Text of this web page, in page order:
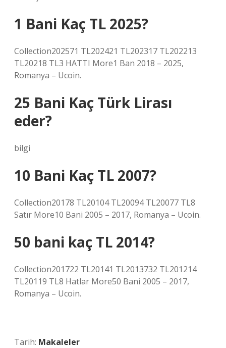
1 Bani Kaç TL 2025?
Collection202571 TL202421 TL202317 TL202213
TL20218 TL3 HATTI More1 Ban 2018 – 2025,
Romanya – Ucoin.
25 Bani Kaç Türk Lirası
eder?
bilgi
10 Bani Kaç TL 2007?
Collection20178 TL20104 TL20094 TL20077 TL8
Satır More10 Bani 2005 – 2017, Romanya – Ucoin.
50 bani kaç TL 2014?
Collection201722 TL20141 TL2013732 TL201214
TL20119 TL8 Hatlar More50 Bani 2005 – 2017,
Romanya – Ucoin.
Tarih: Makaleler